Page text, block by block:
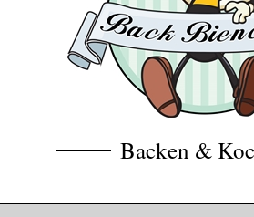
Backen &